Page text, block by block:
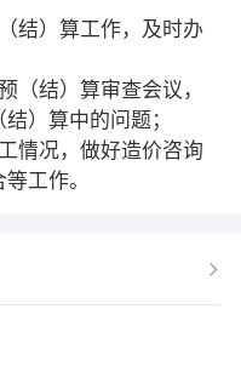
结）算工作，及时办
（结）算审查会议，
）算中的问题；
情况，做好造价咨询
工作。